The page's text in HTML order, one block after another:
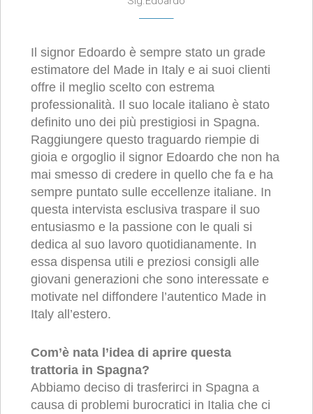
Il signor Edoardo è sempre stato un grade
estimatore del Made in Italy e ai suoi clienti
offre il meglio scelto con estrema
professionalità. Il suo locale italiano è stato
definito uno dei più prestigiosi in Spagna.
Raggiungere questo traguardo riempie di
gioia e orgoglio il signor Edoardo che non ha
mai smesso di credere in quello che fa e ha
sempre puntato sulle eccellenze italiane. In
questa intervista esclusiva traspare il suo
entusiasmo e la passione con le quali si
dedica al suo lavoro quotidianamente. In
essa dispensa utili e preziosi consigli alle
giovani generazioni che sono interessate e
motivate nel diffondere l’autentico Made in
Italy all’estero.
Com’è nata l’idea di aprire questa
trattoria in Spagna?
Abbiamo deciso di trasferirci in Spagna a
causa di problemi burocratici in Italia che ci